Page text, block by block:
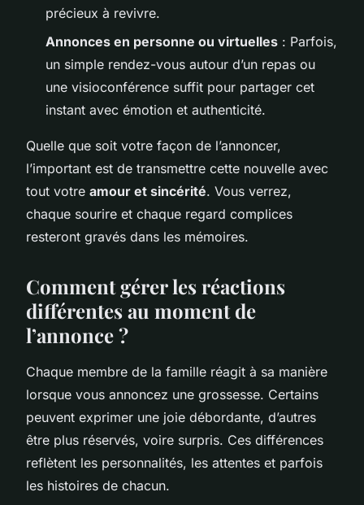
précieux à revivre.
Annonces en personne ou virtuelles : Parfois,
un simple rendez-vous autour d’un repas ou
une visioconférence suffit pour partager cet
instant avec émotion et authenticité.
Quelle que soit votre façon de l’annoncer,
l’important est de transmettre cette nouvelle avec
tout votre amour et sincérité. Vous verrez,
chaque sourire et chaque regard complices
resteront gravés dans les mémoires.
Comment gérer les réactions
différentes au moment de
l’annonce ?
Chaque membre de la famille réagit à sa manière
lorsque vous annoncez une grossesse. Certains
peuvent exprimer une joie débordante, d’autres
être plus réservés, voire surpris. Ces différences
reflètent les personnalités, les attentes et parfois
les histoires de chacun.